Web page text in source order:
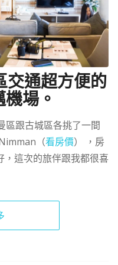
交通超方便的
場。
區跟古城區各挑了一間
（看房價） ，房
，這次的旅伴跟我都很喜